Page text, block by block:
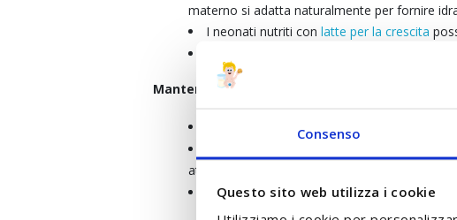
Consenso
Questo sito web utilizza i cookie
materno si adatta naturalmente per fornire
I neonati nutriti con latte per la crescita
Mantenere la freschezza all'aperto
Rimani in zone ombreggiate ed evita di
attentamente i più piccoli
Evita luoghi affollati e caldi come i trasporti